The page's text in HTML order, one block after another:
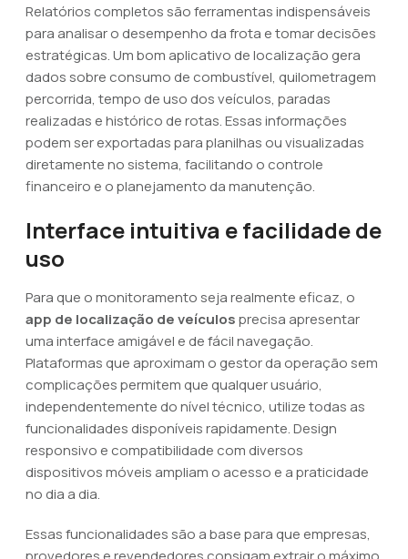
Relatórios completos são ferramentas indispensáveis
para analisar o desempenho da frota e tomar decisões
estratégicas. Um bom aplicativo de localização gera
dados sobre consumo de combustível, quilometragem
percorrida, tempo de uso dos veículos, paradas
realizadas e histórico de rotas. Essas informações
podem ser exportadas para planilhas ou visualizadas
diretamente no sistema, facilitando o controle
financeiro e o planejamento da manutenção.
Interface intuitiva e facilidade de
uso
Para que o monitoramento seja realmente eficaz, o
app de localização de veículosprecisa apresentar
uma interface amigável e de fácil navegação.
Plataformas que aproximam o gestor da operação sem
complicações permitem que qualquer usuário,
independentemente do nível técnico, utilize todas as
funcionalidades disponíveis rapidamente. Design
responsivo e compatibilidade com diversos
dispositivos móveis ampliam o acesso e a praticidade
no dia a dia.
Essas funcionalidades são a base para que empresas,